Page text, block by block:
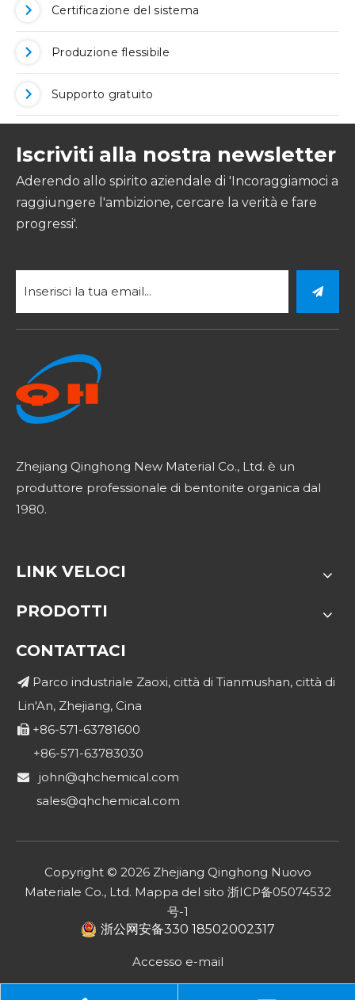
Certificazione del sistema
Produzione flessibile
Supporto gratuito
Iscriviti alla nostra newsletter
Aderendo allo spirito aziendale di 'Incoraggiamoci a
raggiungere l'ambizione, cercare la verità e fare
progressi'.
Zhejiang Qinghong New Material Co., Ltd. è un
produttore professionale di bentonite organica dal
1980.
LINK VELOCI
PRODOTTI
CONTATTACI
 Parco industriale Zaoxi, città di Tianmushan, città di
Lin'An, Zhejiang, Cina
 +86-571-63781600
+86-571-63783030

john@qhchemical.com
sales@qhchemical.com
Copyright © 2026 Zhejiang Qinghong Nuovo
Materiale Co., Ltd. Mappa del sito 浙ICP备05074532
号-1
浙公网安备330 18502002317
Accesso e-mail